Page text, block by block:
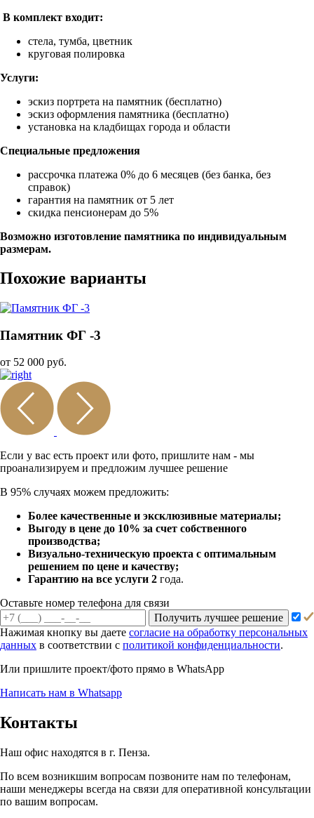
В комплект входит:
стела, тумба, цветник
круговая полировка
Услуги:
эскиз портрета на памятник (бесплатно)
эскиз оформления памятника (бесплатно)
установка на кладбищах города и области
Специальные предложения
рассрочка платежа 0% до 6 месяцев (без банка, без
справок)
гарантия на памятник от 5 лет
скидка пенсионерам до 5%
Возможно изготовление памятника по индивидуальным
размерам.
Похожие варианты
Памятник ФГ -3
от 52 000 руб.
Если у вас есть проект или фото, пришлите нам - мы
проанализируем и предложим лучшее решение
В 95% случаях можем предложить:
Более качественные и эксклюзивные материалы;
Выгоду в цене до 10% за счет собственного
производства;
Визуально-техническую проекта с оптимальным
решением по цене и качеству;
Гарантию на все услуги 2 года.
Оставьте номер телефона для связи
Получить лучшее решение
Нажимая кнопку вы даете согласие на обработку персональных
данных в соответствии с политикой конфиденциальности.
Или пришлите проект/фото прямо в WhatsApp
Написать нам в Whatsapp
Контакты
Наш офис находятся в г. Пенза.
По всем возникшим вопросам позвоните нам по телефонам,
наши менеджеры всегда на связи для оперативной консультации
по вашим вопросам.